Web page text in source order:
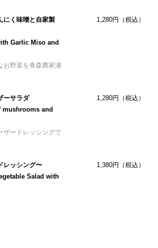
にく味噌と自家製
Garlic Miso and
お野菜を青森農家瀬
1,280円（税込）
ーサラダ
mushrooms and
ザードレッシングで
1,280円（税込）
レッシング〜
Salad with
1,380円（税込）